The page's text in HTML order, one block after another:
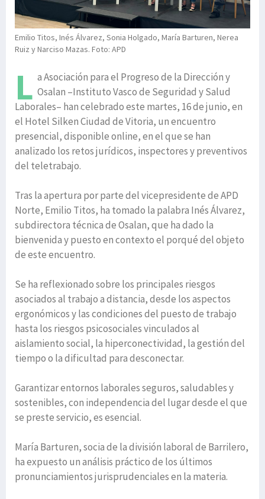
Emilio Titos, Inés Álvarez, Sonia Holgado, María Barturen, Nerea
Ruiz y Narciso Mazas. Foto: APD
L a Asociación para el Progreso de la Dirección y
Osalan –Instituto Vasco de Seguridad y Salud
Laborales– han celebrado este martes, 16 de junio, en
el Hotel Silken Ciudad de Vitoria, un encuentro
presencial, disponible online, en el que se han
analizado los retos jurídicos, inspectores y preventivos
del teletrabajo.
Tras la apertura por parte del vicepresidente de APD
Norte, Emilio Titos, ha tomado la palabra Inés Álvarez,
subdirectora técnica de Osalan, que ha dado la
bienvenida y puesto en contexto el porqué del objeto
de este encuentro.
Se ha reflexionado sobre los principales riesgos
asociados al trabajo a distancia, desde los aspectos
ergonómicos y las condiciones del puesto de trabajo
hasta los riesgos psicosociales vinculados al
aislamiento social, la hiperconectividad, la gestión del
tiempo o la dificultad para desconectar.
Garantizar entornos laborales seguros, saludables y
sostenibles, con independencia del lugar desde el que
se preste servicio, es esencial.
María Barturen, socia de la división laboral de Barrilero,
ha expuesto un análisis práctico de los últimos
pronunciamientos jurisprudenciales en la materia.